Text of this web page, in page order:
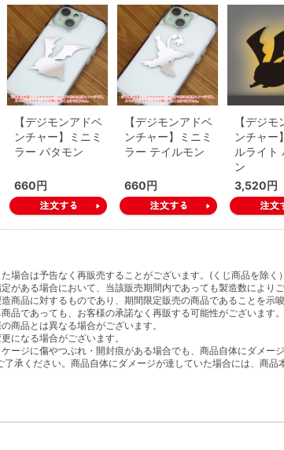
【デジモンアドベ
ンチャー】ミニミ
ラー パタモン
660円
【デジモンアドベ
ンチャー】ミニミ
ラー テイルモン
660円
【デジ
ンチャー
ルライト
ン
3,520円
場合は予告なく再販売することがございます。(くじ商品を除く）
がある場合において、当該販売期間内であっても製造数により
商品に対するものであり、期間限定販売の商品であることを示
品であっても、お客様の承諾なく再販する可能性がございます
商品とは異なる場合がございます。
になる場合がございます。
ージに傷やつぶれ・開封痕がある場合でも、商品自体にダメー
承ください。商品自体にダメージが達していた場合には、商品